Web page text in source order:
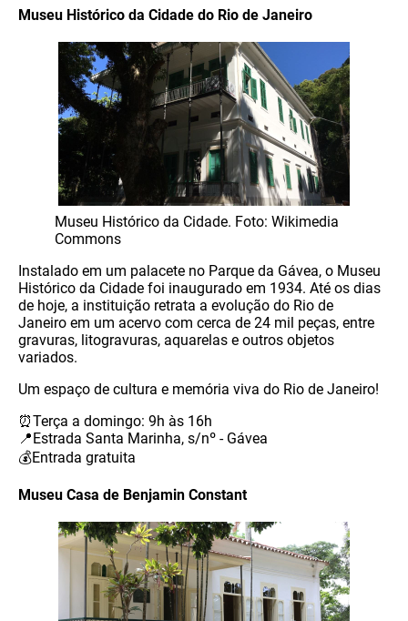
Museu Histórico da Cidade do Rio de Janeiro
Museu Histórico da Cidade. Foto: Wikimedia
Commons
Instalado em um palacete no Parque da Gávea, o Museu
Histórico da Cidade foi inaugurado em 1934. Até os dias
de hoje, a instituição retrata a evolução do Rio de
Janeiro em um acervo com cerca de 24 mil peças, entre
gravuras, litogravuras, aquarelas e outros objetos
variados.
Um espaço de cultura e memória viva do Rio de Janeiro!
⏰Terça a domingo: 9h às 16h
📍Estrada Santa Marinha, s/nº - Gávea
💰Entrada gratuita
Museu Casa de Benjamin Constant